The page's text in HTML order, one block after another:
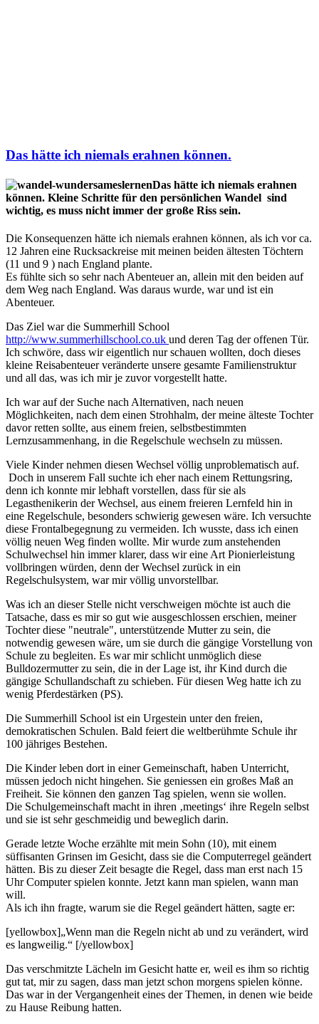
Das hätte ich niemals erahnen können.
Das hätte ich niemals erahnen
können. Kleine Schritte für den persönlichen Wandel sind
wichtig, es muss nicht immer der große Riss sein.
Die Konsequenzen hätte ich niemals erahnen können, als ich vor ca.
12 Jahren eine Rucksackreise mit meinen beiden ältesten Töchtern
(11 und 9 ) nach England plante.
Es fühlte sich so sehr nach Abenteuer an, allein mit den beiden auf
dem Weg nach England. Was daraus wurde, war und ist ein
Abenteuer.
Das Ziel war die Summerhill School
http://www.summerhillschool.co.uk und deren Tag der offenen Tür.
Ich schwöre, dass wir eigentlich nur schauen wollten, doch dieses
kleine Reisabenteuer veränderte unsere gesamte Familienstruktur
und all das, was ich mir je zuvor vorgestellt hatte.
Ich war auf der Suche nach Alternativen, nach neuen
Möglichkeiten, nach dem einen Strohhalm, der meine älteste Tochter
davor retten sollte, aus einem freien, selbstbestimmten
Lernzusammenhang, in die Regelschule wechseln zu müssen.
Viele Kinder nehmen diesen Wechsel völlig unproblematisch auf.
Doch in unserem Fall suchte ich eher nach einem Rettungsring,
denn ich konnte mir lebhaft vorstellen, dass für sie als
Legasthenikerin der Wechsel, aus einem freieren Lernfeld hin in
eine Regelschule, besonders schwierig gewesen wäre. Ich versuchte
diese Frontalbegegnung zu vermeiden. Ich wusste, dass ich einen
völlig neuen Weg finden wollte. Mir wurde zum anstehenden
Schulwechsel hin immer klarer, dass wir eine Art Pionierleistung
vollbringen würden, denn der Wechsel zurück in ein
Regelschulsystem, war mir völlig unvorstellbar.
Was ich an dieser Stelle nicht verschweigen möchte ist auch die
Tatsache, dass es mir so gut wie ausgeschlossen erschien, meiner
Tochter diese "neutrale", unterstützende Mutter zu sein, die
notwendig gewesen wäre, um sie durch die gängige Vorstellung von
Schule zu begleiten. Es war mir schlicht unmöglich diese
Bulldozermutter zu sein, die in der Lage ist, ihr Kind durch die
gängige Schullandschaft zu schieben. Für diesen Weg hatte ich zu
wenig Pferdestärken (PS).
Die Summerhill School ist ein Urgestein unter den freien,
demokratischen Schulen. Bald feiert die weltberühmte Schule ihr
100 jähriges Bestehen.
Die Kinder leben dort in einer Gemeinschaft, haben Unterricht,
müssen jedoch nicht hingehen. Sie geniessen ein großes Maß an
Freiheit. Sie können den ganzen Tag spielen, wenn sie wollen.
Die Schulgemeinschaft macht in ihren ‚meetings‘ ihre Regeln selbst
und sie ist sehr geschmeidig und beweglich darin.
Gerade letzte Woche erzählte mit mein Sohn (10), mit einem
süffisanten Grinsen im Gesicht, dass sie die Computerregel geändert
hätten. Bis zu dieser Zeit besagte die Regel, dass man erst nach 15
Uhr Computer spielen konnte. Jetzt kann man spielen, wann man
will.
Als ich ihn fragte, warum sie die Regel geändert hätten, sagte er:
[yellowbox]„Wenn man die Regeln nicht ab und zu verändert, wird
es langweilig.“ [/yellowbox]
Das verschmitzte Lächeln im Gesicht hatte er, weil es ihm so richtig
gut tat, mir zu sagen, dass man jetzt schon morgens spielen könne.
Das war in der Vergangenheit eines der Themen, in denen wie beide
zu Hause Reibung hatten.